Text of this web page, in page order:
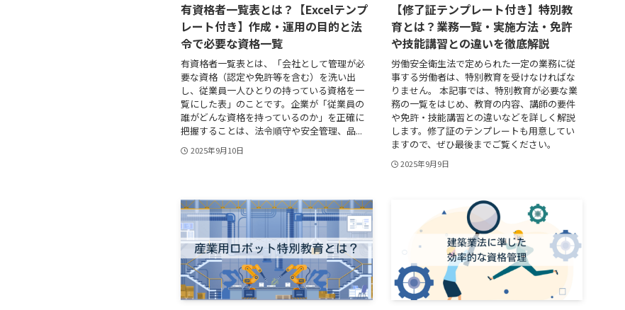
有資格者一覧表とは？【Excelテンプ
レート付き】作成・運用の目的と法
令で必要な資格一覧
有資格者一覧表とは、「会社として管理が必
要な資格（認定や免許等を含む）を洗い出
し、従業員一人ひとりの持っている資格を一
覧にした表」のことです。企業が「従業員の
誰がどんな資格を持っているのか」を正確に
把握することは、法令順守や安全管理、品...
2025年9月10日
【修了証テンプレート付き】特別教
育とは？業務一覧・実施方法・免許
や技能講習との違いを徹底解説
労働安全衛生法で定められた一定の業務に従
事する労働者は、特別教育を受けなければな
りません。 本記事では、特別教育が必要な業
務の一覧をはじめ、教育の内容、講師の要件
や免許・技能講習との違いなどを詳しく解説
します。修了証のテンプレートも用意してい
ますので、ぜひ最後までご覧ください。
2025年9月9日